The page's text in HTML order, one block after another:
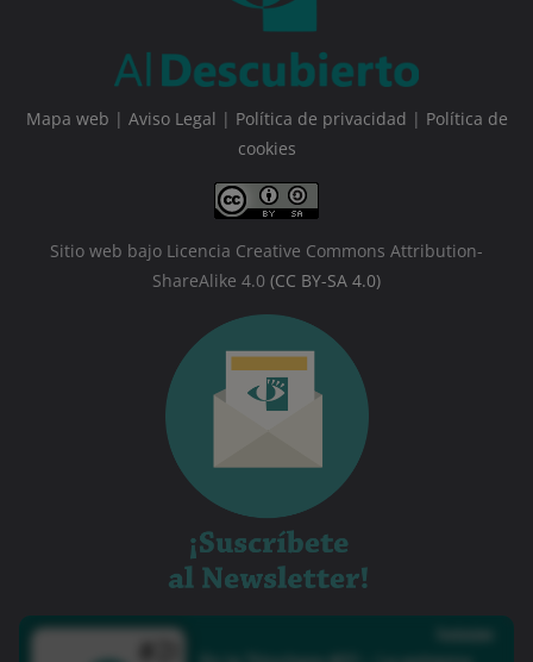
Mapa web | Aviso Legal | Política de privacidad | Política de
cookies
Sitio web bajo Licencia Creative Commons Attribution-
ShareAlike 4.0 (CC BY-SA 4.0)